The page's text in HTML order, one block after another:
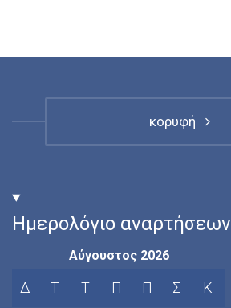
κορυφή
Ημερολόγιο αναρτήσεων
Αύγουστος 2026
Δ Τ Τ Π Π Σ Κ